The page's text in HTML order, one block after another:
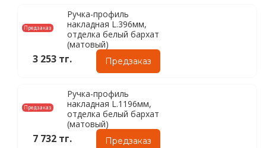
Предзаказ
Ручка-профиль
накладная L.396мм,
отделка белый бархат
(матовый)
3 253 тг. Предзаказ
Предзаказ
Ручка-профиль
накладная L.1196мм,
отделка белый бархат
(матовый)
7 732 тг. Предзаказ